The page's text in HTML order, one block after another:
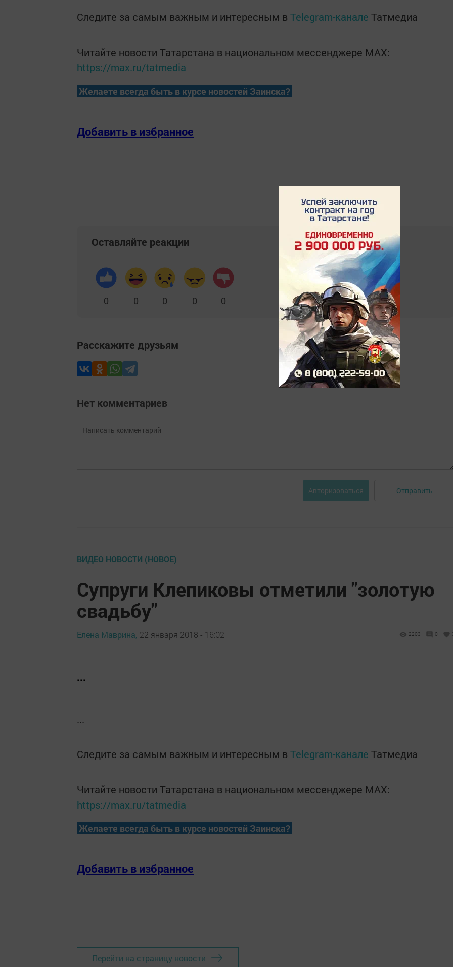
Следите за самым важным и интересным в Telegram-канале Татмедиа
Читайте новости Татарстана в национальном мессенджере MАХ:
https://max.ru/tatmedia
Желаете всегда быть в курсе новостей Заинска?
Добавить в избранное
Оставляйте реакции
0 0 0 0 0
Расскажите друзьям
Нет комментариев
Авторизоваться Отправить
ВИДЕО НОВОСТИ (НОВОЕ)
Супруги Клепиковы отметили "золотую
свадьбу"
Елена Маврина, 22 января 2018 - 16:02 2203 0
...
...
Следите за самым важным и интересным в Telegram-канале Татмедиа
Читайте новости Татарстана в национальном мессенджере MАХ:
https://max.ru/tatmedia
Желаете всегда быть в курсе новостей Заинска?
Добавить в избранное
Перейти на страницу новости